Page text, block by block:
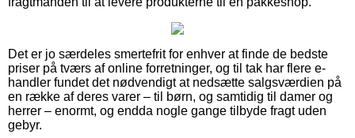
Det er jo særdeles smertefrit for enhver at finde de bedste
priser på tværs af online forretninger, og til tak har flere e-
handler fundet det nødvendigt at nedsætte salgsværdien på
en række af deres varer – til børn, og samtidig til damer og
herrer – enormt, og endda nogle gange tilbyde fragt uden
gebyr.